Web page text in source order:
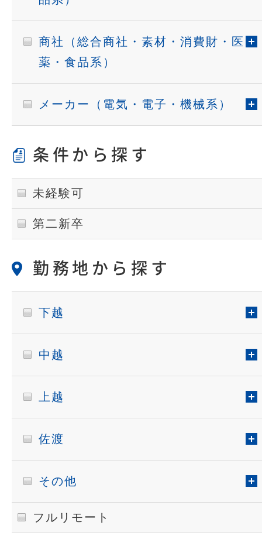
商社（総合商社・素材・消費財・医
薬・食品系）
メーカー（電気・電子・機械系）
条件から探す
未経験可
第二新卒
勤務地から探す
下越
中越
上越
佐渡
その他
フルリモート